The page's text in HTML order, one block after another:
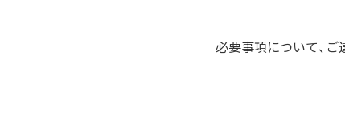
必要事項について、ご